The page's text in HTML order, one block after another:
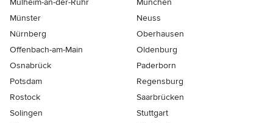
Mülheim-an-der-Ruhr
München
Münster
Neuss
Nürnberg
Oberhausen
Offenbach-am-Main
Oldenburg
Osnabrück
Paderborn
Potsdam
Regensburg
Rostock
Saarbrücken
Solingen
Stuttgart